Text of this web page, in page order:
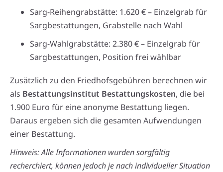
Sarg-Reihengrabstätte: 1.620 € – Einzelgrab für
Sargbestattungen, Grabstelle nach Wahl
Sarg-Wahlgrabstätte: 2.380 € – Einzelgrab für
Sargbestattungen, Position frei wählbar
Zusätzlich zu den Friedhofsgebühren berechnen wir
als Bestattungsinstitut Bestattungskosten, die bei
1.900 Euro für eine anonyme Bestattung liegen.
Daraus ergeben sich die gesamten Aufwendungen
einer Bestattung.
Hinweis: Alle Informationen wurden sorgfältig
recherchiert, können jedoch je nach individueller Situation